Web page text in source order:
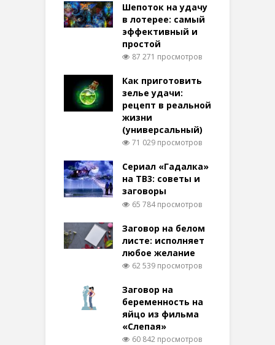
Шепоток на удачу
в лотерее: самый
эффективный и
простой
87 271 просмотров
Как приготовить
зелье удачи:
рецепт в реальной
жизни
(универсальный)
71 029 просмотров
Сериал «Гадалка»
на ТВ3: советы и
заговоры
65 784 просмотров
Заговор на белом
листе: исполняет
любое желание
62 539 просмотров
Заговор на
беременность на
яйцо из фильма
«Слепая»
60 842 просмотров